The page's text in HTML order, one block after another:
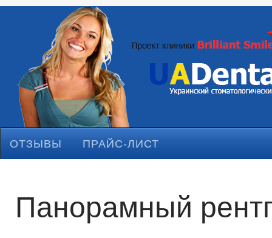
ОТЗЫВЫ ПРАЙС-ЛИСТ
Панорамный